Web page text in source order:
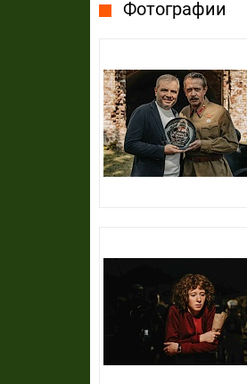
Фотографии